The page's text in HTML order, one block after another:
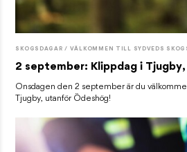
SKOGSDAGAR / VÄLKOMMEN TILL SYDVEDS
2 september: Klippdag i
Onsdagen den 2 september är du
Tjugby, utanför Ödeshög!